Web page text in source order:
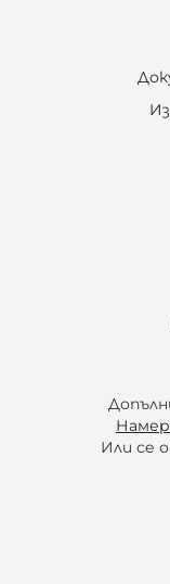
Или се